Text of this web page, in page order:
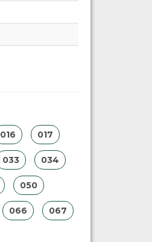
016 017
033 034
050
066 067